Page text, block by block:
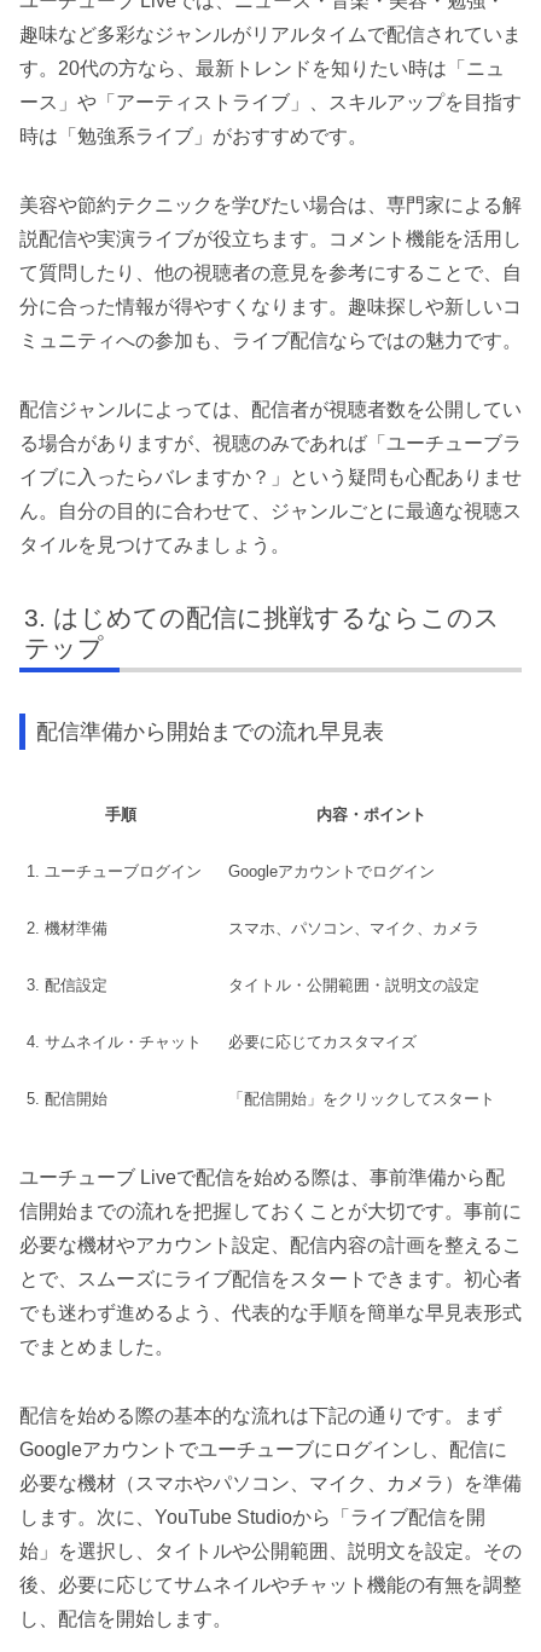
趣味など多彩なジャンルがリアルタイムで配信されていま
す。20代の方なら、最新トレンドを知りたい時は「ニュ
ース」や「アーティストライブ」、スキルアップを目指す
時は「勉強系ライブ」がおすすめです。
美容や節約テクニックを学びたい場合は、専門家による解
説配信や実演ライブが役立ちます。コメント機能を活用し
て質問したり、他の視聴者の意見を参考にすることで、自
分に合った情報が得やすくなります。趣味探しや新しいコ
ミュニティへの参加も、ライブ配信ならではの魅力です。
配信ジャンルによっては、配信者が視聴者数を公開してい
る場合がありますが、視聴のみであれば「ユーチューブラ
イブに入ったらバレますか？」という疑問も心配ありませ
ん。自分の目的に合わせて、ジャンルごとに最適な視聴ス
タイルを見つけてみましょう。
はじめての配信に挑戦するならこのス
テップ
配信準備から開始までの流れ早見表
手順 内容・ポイント
1. ユーチューブログイン Googleアカウントでログイン
2. 機材準備 スマホ、パソコン、マイク、カメラ
3. 配信設定 タイトル・公開範囲・説明文の設定
4. サムネイル・チャット 必要に応じてカスタマイズ
5. 配信開始 「配信開始」をクリックしてスタート
ユーチューブ Liveで配信を始める際は、事前準備から配
信開始までの流れを把握しておくことが大切です。事前に
必要な機材やアカウント設定、配信内容の計画を整えるこ
とで、スムーズにライブ配信をスタートできます。初心者
でも迷わず進めるよう、代表的な手順を簡単な早見表形式
でまとめました。
配信を始める際の基本的な流れは下記の通りです。まず
Googleアカウントでユーチューブにログインし、配信に
必要な機材（スマホやパソコン、マイク、カメラ）を準備
します。次に、YouTube Studioから「ライブ配信を開
始」を選択し、タイトルや公開範囲、説明文を設定。その
後、必要に応じてサムネイルやチャット機能の有無を調整
し、配信を開始します。